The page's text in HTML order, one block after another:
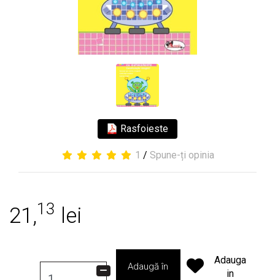
Rasfoieste
1 / Spune-ți opinia
21,13 lei
Adaugă în
Adauga
in